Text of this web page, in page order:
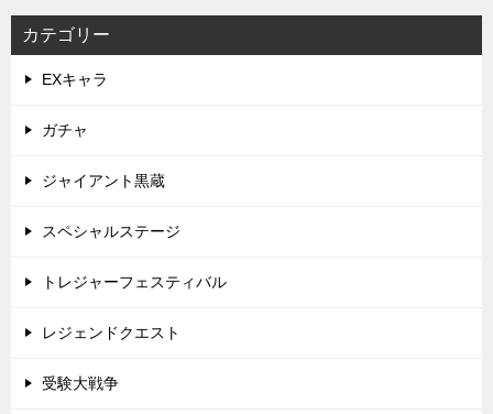
カテゴリー
EXキャラ
ガチャ
ジャイアント黒蔵
スペシャルステージ
トレジャーフェスティバル
レジェンドクエスト
受験大戦争